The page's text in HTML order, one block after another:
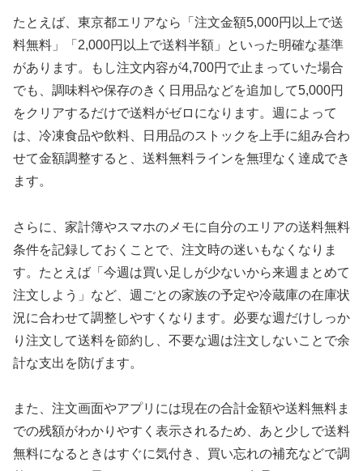
たとえば、東京都エリアなら「注文金額5,000円以上で送
料無料」「2,000円以上で送料半額」といった明確な基準
があります。もし注文内容が4,700円で止まっていた場合
でも、調味料や保存のきく日用品などを追加して5,000円
をクリアするだけで送料がゼロになります。週によって
は、冷凍食品や飲料、日用品のストックを上手に組み合わ
せて金額調整すると、送料無料ラインを無理なく達成でき
ます。
さらに、家計簿やスマホのメモに自分のエリアの送料無料
条件を記録しておくことで、注文時の迷いもなくなりま
す。たとえば「今週は買い足しが少ないから来週まとめて
注文しよう」など、週ごとの家族の予定や冷蔵庫の在庫状
況に合わせて調整しやすくなります。必要な週だけしっか
り注文して送料を節約し、不要な週は注文しないことで余
計な支出を防げます。
また、注文画面やアプリには現在の合計金額や送料無料ま
での残額がわかりやすく表示されるため、あと少しで送料
無料になるときはすぐに気付き、買い忘れの補充などで調